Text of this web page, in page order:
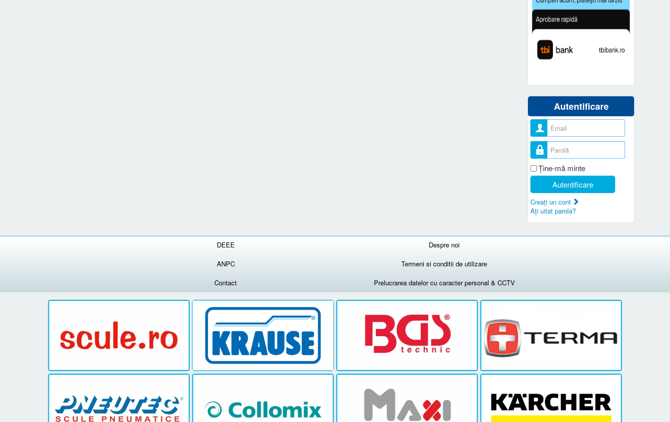
Autentificare
Nume utilizator
Parolă
Ţine-mă minte
Autentificare
Creaţi un cont
Aţi uitat parola?
DEEE
Despre noi
ANPC
Termeni si conditii de utilizare
Contact
Prelucrarea datelor cu caracter personal & CCTV